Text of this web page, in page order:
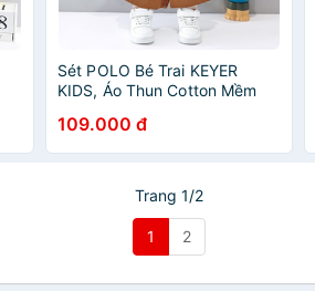
Sét POLO Bé Trai KEYER
KIDS, Áo Thun Cotton Mềm
Phong Cách Logo In Siêu
Ngầu SZ64
109.000 đ
Trang 1/2
1 2